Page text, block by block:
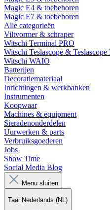
Magic E4 & toebehoren
Magic E7 & toebehoren
Alle categorieën
Viltvormer & schraper
Witschi Terminal PRO
Witschi Teslascope & Teslascope
Witschi WAIO
Batterijen
Decoratiemateriaal
Inrichtingen & werkbanken
Instrumenten
Koopwaar
Machines & equipment
Sieradenonderdelen
Uurwerken & parts
Verbruiksgoederen
Jobs
Show Time
Social Media Blog
Menu sluiten
Taal Nederlands (NL)